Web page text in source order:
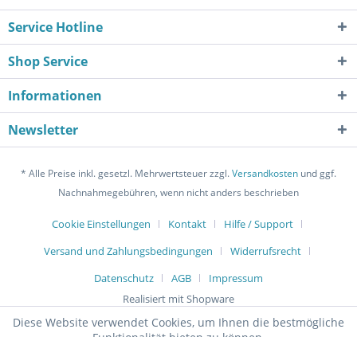
Service Hotline
Shop Service
Informationen
Newsletter
* Alle Preise inkl. gesetzl. Mehrwertsteuer zzgl.Versandkosten und ggf.
Nachnahmegebühren, wenn nicht anders beschrieben
Cookie Einstellungen Kontakt
Hilfe / Support
Versand und Zahlungsbedingungen
Widerrufsrecht
Datenschutz
AGB
Impressum
Realisiert mit Shopware
Diese Website verwendet Cookies, um Ihnen die bestmögliche